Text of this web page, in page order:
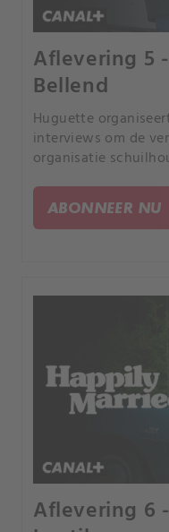
Aflevering 5
Bellend
Huguette
interviews om de
organisatie
ABONNEER NU
Aflevering 6